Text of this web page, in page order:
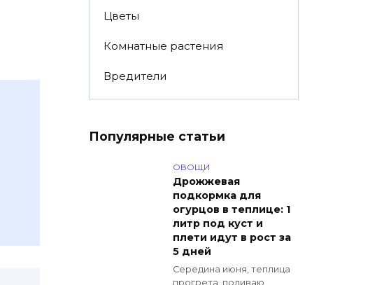
Цветы
Комнатные растения
Вредители
Популярные статьи
ОВОЩИ
Дрожжевая
подкормка для
огурцов в теплице: 1
литр под куст и
плети идут в рост за
5 дней
Середина июня, теплица
прогрета, поливаю